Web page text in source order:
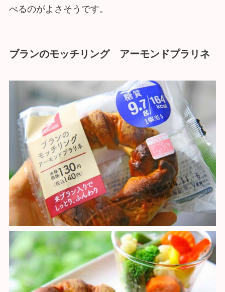
べるのがよさそうです。
ブランのモッチリング アーモンドプラリネ